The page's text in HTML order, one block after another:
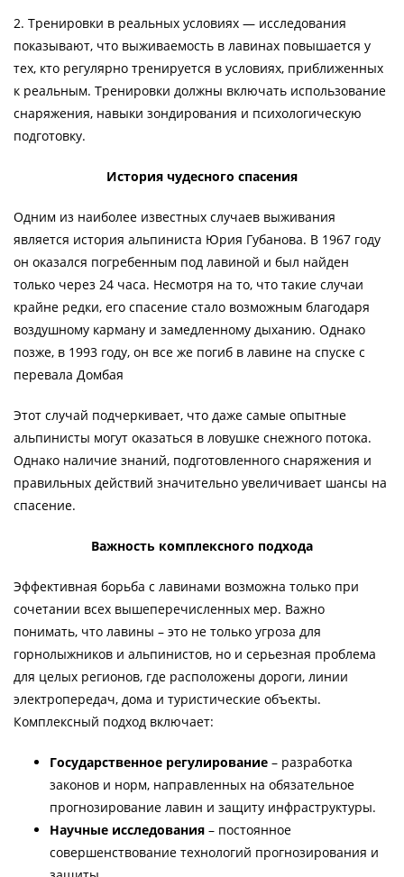
2. Тренировки в реальных условиях — исследования
показывают, что выживаемость в лавинах повышается у
тех, кто регулярно тренируется в условиях, приближенных
к реальным. Тренировки должны включать использование
снаряжения, навыки зондирования и психологическую
подготовку.
История чудесного спасения
Одним из наиболее известных случаев выживания
является история альпиниста Юрия Губанова. В 1967 году
он оказался погребенным под лавиной и был найден
только через 24 часа. Несмотря на то, что такие случаи
крайне редки, его спасение стало возможным благодаря
воздушному карману и замедленному дыханию. Однако
позже, в 1993 году, он все же погиб в лавине на спуске с
перевала Домбая
Этот случай подчеркивает, что даже самые опытные
альпинисты могут оказаться в ловушке снежного потока.
Однако наличие знаний, подготовленного снаряжения и
правильных действий значительно увеличивает шансы на
спасение.
Важность комплексного подхода
Эффективная борьба с лавинами возможна только при
сочетании всех вышеперечисленных мер. Важно
понимать, что лавины – это не только угроза для
горнолыжников и альпинистов, но и серьезная проблема
для целых регионов, где расположены дороги, линии
электропередач, дома и туристические объекты.
Комплексный подход включает:
Государственное регулирование – разработка
законов и норм, направленных на обязательное
прогнозирование лавин и защиту инфраструктуры.
Научные исследования – постоянное
совершенствование технологий прогнозирования и